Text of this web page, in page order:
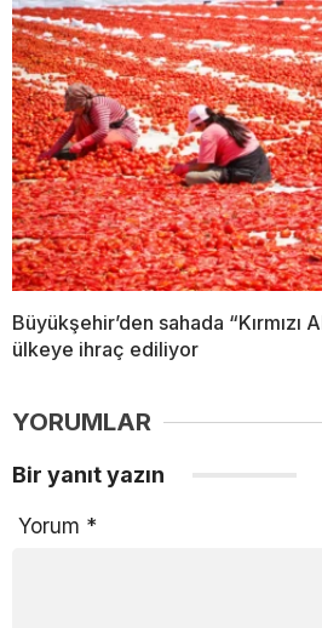
Büyükşehir’den sahada “Kırmızı
ülkeye ihraç ediliyor
YORUMLAR
Bir yanıt yazın
Yorum *